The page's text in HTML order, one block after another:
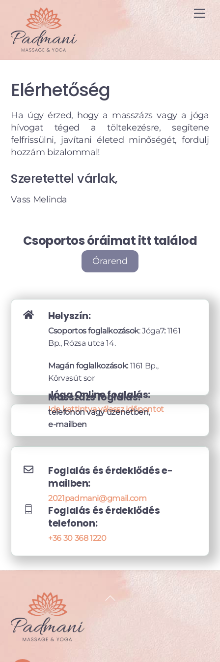
content
Elérhetőség
Ha úgy érzed, hogy a masszázs vagy a jóga
hívogat téged a töltekezésre, segítene
felfrissülni, javítani életed minőségét, fordulj
hozzám bizalommal!
Szeretettel várlak,
Vass Melinda
Csoportos óráimat itt találod
Órarend
Helyszín:
Csoportos foglalkozások: Jóga7: 1161
Bp., Rózsa utca 14.
Magán foglalkozások:1161 Bp.,
Körvasút sor
Jóga Online foglalás:
Ide kattintva válassz időpontot
Masszázs foglalás:
telefonon vagy üzenetben,
e-mailben
Foglalás és érdeklődés e-
mailben:
2021padmani@gmail.com
Foglalás és érdeklődés
telefonon:
+36 30 368 1220
Back